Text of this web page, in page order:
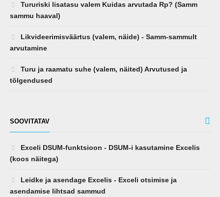
Tururiski lisatasu valem Kuidas arvutada Rp? (Samm
sammu haaval)
Likvideerimisväärtus (valem, näide) - Samm-sammult
arvutamine
Turu ja raamatu suhe (valem, näited) Arvutused ja
tõlgendused
SOOVITATAV
Exceli DSUM-funktsioon - DSUM-i kasutamine Excelis
(koos näitega)
Leidke ja asendage Excelis - Exceli otsimise ja
asendamise lihtsad sammud